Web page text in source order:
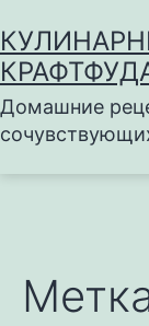
к
содержимому
Домашние